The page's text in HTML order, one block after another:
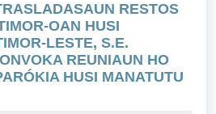
RESTOS
OAN HUSI
LESTE, S.E.
REUNIAUN HO
HUSI MANATUTU